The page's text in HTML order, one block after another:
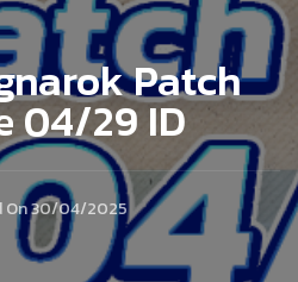
Patch
04/29 ID
On30/04/2025